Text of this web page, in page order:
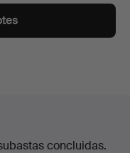
concluidas.